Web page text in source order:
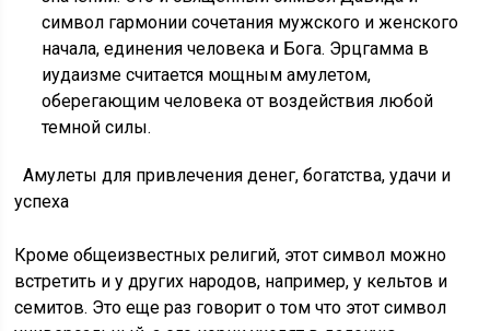
символ гармонии сочетания мужского и женского
начала, единения человека и Бога. Эрцгамма в
иудаизме считается мощным амулетом,
оберегающим человека от воздействия любой
темной силы.
Амулеты для привлечения денег, богатства, удачи и
успеха
Кроме общеизвестных религий, этот символ можно
встретить и у других народов, например, у кельтов и
семитов. Это еще раз говорит о том что этот символ